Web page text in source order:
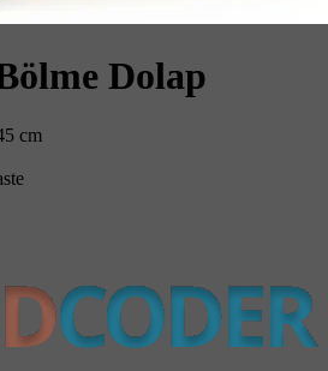
Dolap
cm